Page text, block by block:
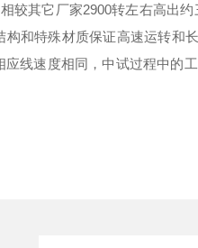
较其它厂家2900转左右高出约
和特殊材质保证高速运转和长
线速度相同，中试过程中的